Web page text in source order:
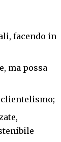
facendo in
ma possa